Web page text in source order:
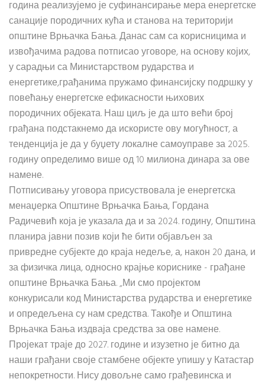
година реализујемо је суфинансирање мера енергетске
санације породичних кућа и станова на територији
општине Врњачка Бања. Данас сам са корисницима и
извођачима радова потписао уговоре, на основу којих,
у сарадњи са Министарством рударства и
енергетике,грађанима пружамо финансијску подршку у
повећању енергетске ефикасности њихових
породичних објеката. Наш циљ је да што већи број
грађана подстакнемо да искористе ову могућност, а
тенденција је да у буџету локалне самоуправе за 2025.
годину определимо више од 10 милиона динара за ове
намене.
Потписивању уговора присуствовала је енергетска
менаџерка Општине Врњачка Бања, Гордана
Радичевић која је указала да и за 2024. годину, Општина
планира јавни позив који ће бити објављен за
привредне субјекте до краја недеље, а, након 20 дана, и
за физичка лица, односно крајње кориснике - грађане
општине Врњачка Бања. „Ми смо пројектом
конкурисали код Министарства рударства и енергетике
и опредељена су нам средства. Такође и Општина
Врњачка Бања издваја средства за ове намене.
Пројекат траје до 2027. године и изузетно је битно да
наши грађани своје стамбене објекте упишу у Катастар
непокретности. Нису довољне само грађевинска и